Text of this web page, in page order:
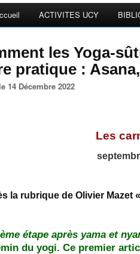
ACTIVITES UCY
les Yoga-
pratique :
14 Décembre 2022
Les
la rubrique de Olivier Mazet
étape après yama et
du yogi. Ce premier